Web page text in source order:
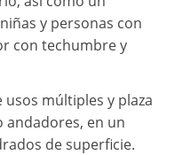
y personas con
con techumbre y
múltiples y plaza
andadores, en un
de superficie.